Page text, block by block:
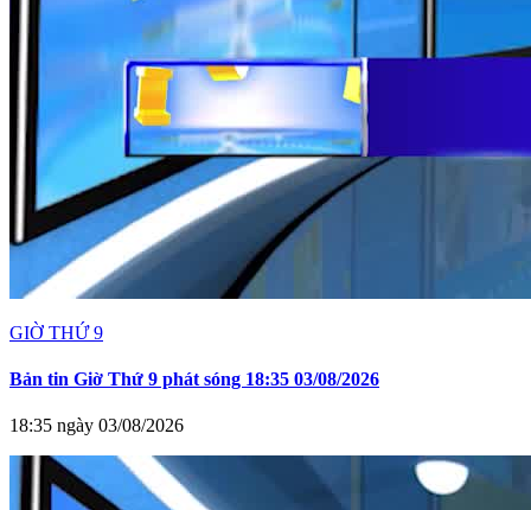
GIỜ THỨ 9
Bản tin Giờ Thứ 9 phát sóng 18:35 03/08/2026
18:35 ngày 03/08/2026